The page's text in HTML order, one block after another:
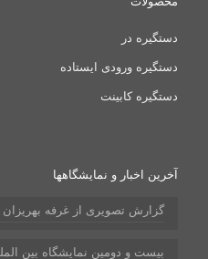
دستگیره در
دستگیره ورودی ایستاده
دستگیره کابینت
آخرین اخبار و نمایشگاهها
گزارش تصویری از غرفه بهریزان
بیست و دومین نمایشگاه بین